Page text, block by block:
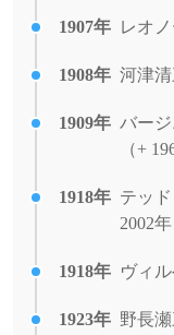
1907年 レオ
1908年 河津清
1909年 バー
（+
1918年 テッ
2002年
1918年 ヴィ
1923年 野長